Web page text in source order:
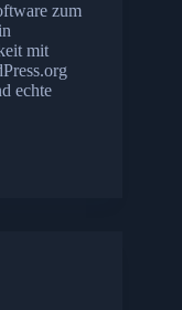
zum
mit
echte